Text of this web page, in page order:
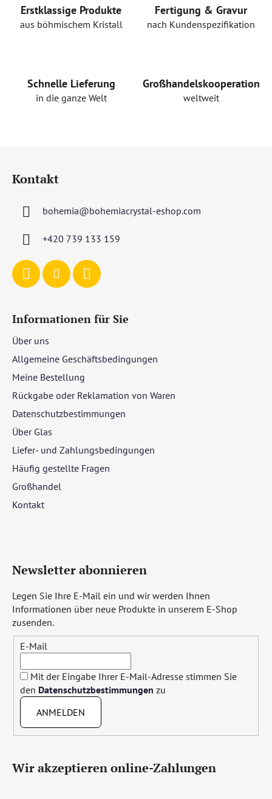
n
t
Erstklassige Produkte
aus böhmischem Kristall
Fertigung & Gravur
nach Kundenspezifikation
Schnelle Lieferung
in die ganze Welt
Großhandelskooperation
weltweit
Kontakt
bohemia@bohemiacrystal-eshop.com
+420 739 133 159
Informationen für Sie
Über uns
Allgemeine Geschäftsbedingungen
Meine Bestellung
Rückgabe oder Reklamation von Waren
Datenschutzbestimmungen
Über Glas
Liefer- und Zahlungsbedingungen
Häufig gestellte Fragen
Großhandel
Kontakt
Newsletter abonnieren
Legen Sie Ihre E-Mail ein und wir werden Ihnen
Informationen über neue Produkte in unserem E-Shop
zusenden.
E-Mail
Mit der Eingabe Ihrer E-Mail-Adresse stimmen Sie
den Datenschutzbestimmungen zu
ANMELDEN
Wir akzeptieren online-Zahlungen